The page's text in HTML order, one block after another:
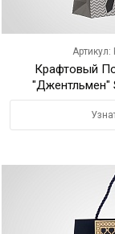
Артикул:
Крафтовый
"Джентльмен"